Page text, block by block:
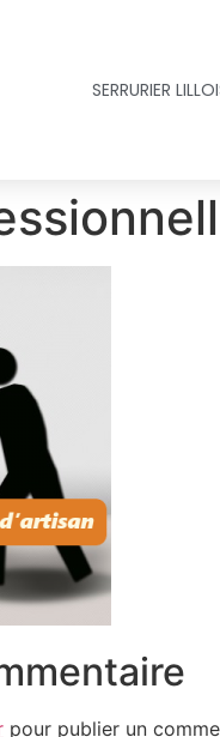
SERRURIER
pour publier un